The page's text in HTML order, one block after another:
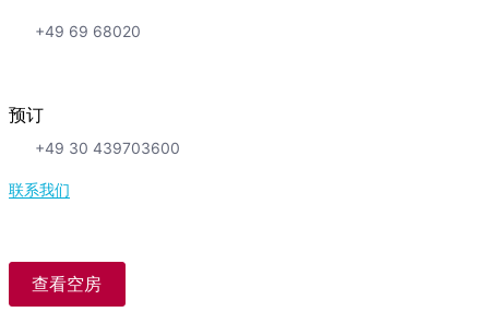
+49 69 68020
预订
+49 30 439703600
联系我们
查看空房